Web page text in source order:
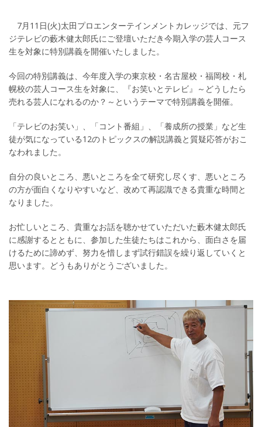
7月11日(火)太田プロエンターテインメントカレッジでは、元フ
ジテレビの藪木健太郎氏にご登壇いただき今期入学の芸人コース
生を対象に特別講義を開催いたしました。
今回の特別講義は、今年度入学の東京校・名古屋校・福岡校・札
幌校の芸人コース生を対象に、『お笑いとテレビ』～どうしたら
売れる芸人になれるのか？～というテーマで特別講義を開催。
「テレビのお笑い」、「コント番組」、「養成所の授業」など生
徒が気になっている12のトピックスの解説講義と質疑応答がおこ
なわれました。
自分の良いところ、悪いところを全て研究し尽くす、悪いところ
の方が面白くなりやすいなど、改めて再認識できる貴重な時間と
なりました。
お忙しいところ、貴重なお話を聴かせていただいた藪木健太郎氏
に感謝するとともに、参加した生徒たちはこれから、面白さを届
けるために諦めず、努力を惜しまず試行錯誤を繰り返していくと
思います。どうもありがとうございました。